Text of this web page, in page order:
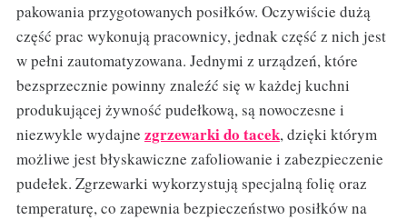
pakowania przygotowanych posiłków. Oczywiście dużą
część prac wykonują pracownicy, jednak część z nich jest
w pełni zautomatyzowana. Jednymi z urządzeń, które
bezsprzecznie powinny znaleźć się w każdej kuchni
produkującej żywność pudełkową, są nowoczesne i
niezwykle wydajne zgrzewarki do tacek, dzięki którym
możliwe jest błyskawiczne zafoliowanie i zabezpieczenie
pudełek. Zgrzewarki wykorzystują specjalną folię oraz
temperaturę, co zapewnia bezpieczeństwo posiłków na